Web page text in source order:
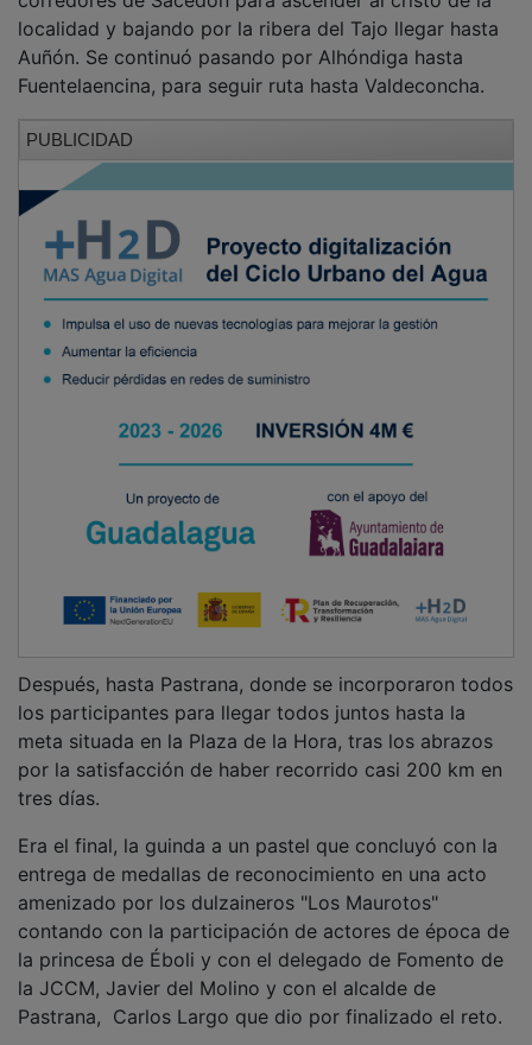
localidad y bajando por la ribera del Tajo llegar hasta
Auñón. Se continuó pasando por Alhóndiga hasta
Fuentelaencina, para seguir ruta hasta Valdeconcha.
los participantes para llegar todos juntos hasta la
meta situada en la Plaza de la Hora, tras los abrazos
por la satisfacción de haber recorrido casi 200 km en
tres días.
entrega de medallas de reconocimiento en una acto
amenizado por los dulzaineros "Los Maurotos"
contando con la participación de actores de época de
la princesa de Éboli y con el delegado de Fomento de
la JCCM, Javier del Molino y con el alcalde de
Pastrana, Carlos Largo que dio por finalizado el reto.